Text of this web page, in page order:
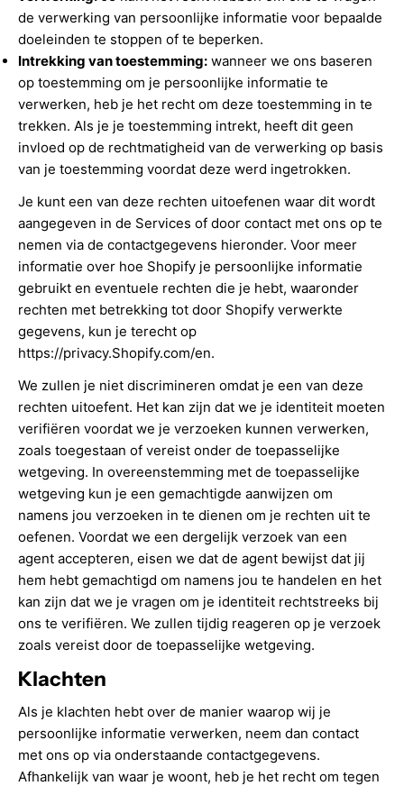
de verwerking van persoonlijke informatie voor bepaalde
doeleinden te stoppen of te beperken.
Intrekking van toestemming: wanneer we ons baseren
op toestemming om je persoonlijke informatie te
verwerken, heb je het recht om deze toestemming in te
trekken. Als je je toestemming intrekt, heeft dit geen
invloed op de rechtmatigheid van de verwerking op basis
van je toestemming voordat deze werd ingetrokken.
Je kunt een van deze rechten uitoefenen waar dit wordt
aangegeven in de Services of door contact met ons op te
nemen via de contactgegevens hieronder. Voor meer
informatie over hoe Shopify je persoonlijke informatie
gebruikt en eventuele rechten die je hebt, waaronder
rechten met betrekking tot door Shopify verwerkte
gegevens, kun je terecht op
https://privacy.Shopify.com/en.
We zullen je niet discrimineren omdat je een van deze
rechten uitoefent. Het kan zijn dat we je identiteit moeten
verifiëren voordat we je verzoeken kunnen verwerken,
zoals toegestaan of vereist onder de toepasselijke
wetgeving. In overeenstemming met de toepasselijke
wetgeving kun je een gemachtigde aanwijzen om
namens jou verzoeken in te dienen om je rechten uit te
oefenen. Voordat we een dergelijk verzoek van een
agent accepteren, eisen we dat de agent bewijst dat jij
hem hebt gemachtigd om namens jou te handelen en het
kan zijn dat we je vragen om je identiteit rechtstreeks bij
ons te verifiëren. We zullen tijdig reageren op je verzoek
zoals vereist door de toepasselijke wetgeving.
Klachten
Als je klachten hebt over de manier waarop wij je
persoonlijke informatie verwerken, neem dan contact
met ons op via onderstaande contactgegevens.
Afhankelijk van waar je woont, heb je het recht om tegen